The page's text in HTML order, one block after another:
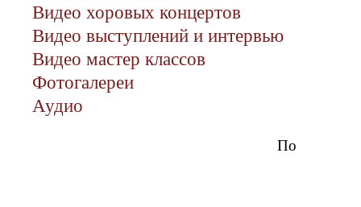
Видео хоровых концертов
Видео выступлений и интервью
Видео мастер классов
Фотогалереи
Аудио
По